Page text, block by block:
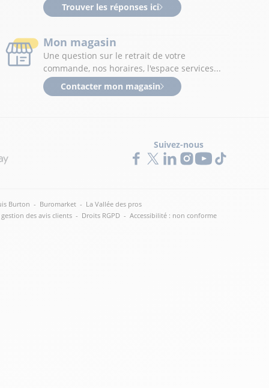
Trouver les réponses ici
Mon magasin
Une question sur le retrait de votre
commande, nos horaires, l'espace services...
Contacter mon magasin
Suivez-nous
Burton - Buromarket - La Vallée des pros
des avis clients - Droits RGPD - Accessibilité : non conforme